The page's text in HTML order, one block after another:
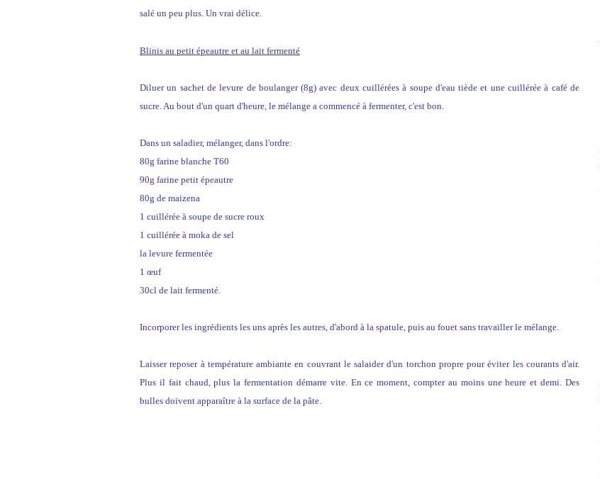
salé un peu plus. Un vrai délice.
Blinis au petit épeautre et au lait fermenté
Diluer un sachet de levure de boulanger (8g) avec deux cuillérées à soupe d'eau tiède et une cuillérée à café de
sucre. Au bout d'un quart d'heure, le mélange a commencé à fermenter, c'est bon.
Dans un saladier, mélanger, dans l'ordre:
80g farine blanche T60
90g farine petit épeautre
80g de maizena
1 cuillérée à soupe de sucre roux
1 cuillérée à moka de sel
la levure fermentée
1 œuf
30cl de lait fermenté.
Incorporer les ingrédients les uns après les autres, d'abord à la spatule, puis au fouet sans travailler le mélange.
Laisser reposer à température ambiante en couvrant le salaider d'un torchon propre pour éviter les courants d'air.
Plus il fait chaud, plus la fermentation démarre vite. En ce moment, compter au moins une heure et demi. Des
bulles doivent apparaître à la surface de la pâte.